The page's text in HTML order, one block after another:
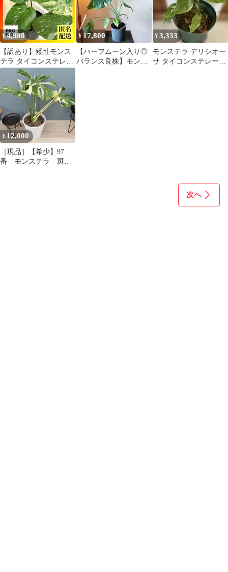
¥4,980
【訳あり】矮性モンス
テラ タイコンステレー
ション コンパクタ 3.5
号ロングポット(個体お
まかせ1鉢)※ラベル無
し 観葉植物 インテリ
アグリーン 室内園芸 お
しゃれ 希少種 レア
(506866)
¥ 17,800
【ハーフムーン入り◎
バランス良株】モンス
¥3,333
モンステラ デリシオー
サ タイコンステレーシ
¥ 12,000
［現品］【希少】97
番 モンステラ 斑入
次へ